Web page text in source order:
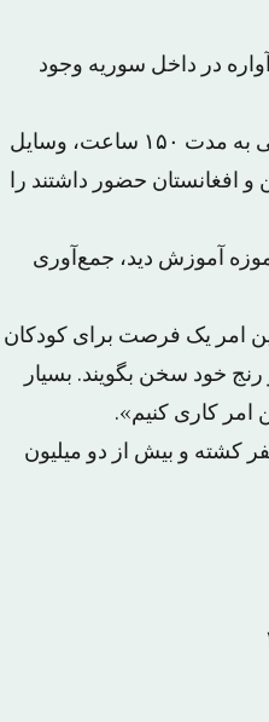
میلیون کودک سوری پناهنده در خارج و ۲٫۶ کودک آواره در داخل سوریه وجود
گروه خلیلوویچ پس از جمع‌آوری بیش از ۴۰۰۰ قطعه و مصاحبه‌های ویدیویی به مدت ۱۵۰ ساعت، وسایل
افغانستان حضور داشتند را
به مدت دو ماه در موزه آموزش دید، جمع‌آوری
گفت: «این امر یک فرصت برای کودکان
خود سخن بگویند. بسیار
امر کاری کنیم».
سال ۱۹۹۲ تا سال ۱۹۹۵ به طول انجامید، ۱۰۰ هزار نفر کشته و بیش از دو میلیون